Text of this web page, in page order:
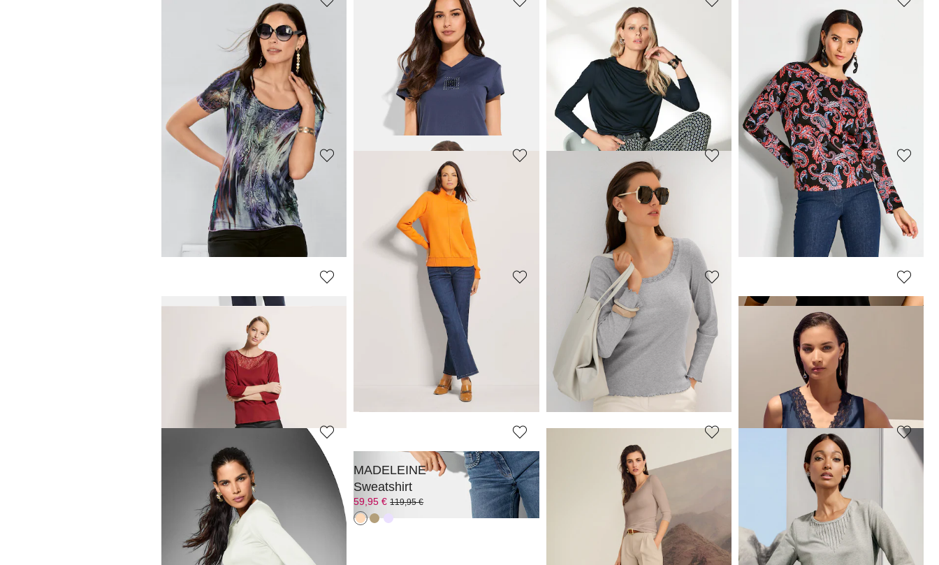
Shirt met halve mouw
+6 Kleuren
LINEA PRIMERO - LPO
39,95 €
Laagste prijs van de afgelopen 30 dagen**:
(-20%)
LINEA PRIMERO - LPO
31,96 €39,95 €
BETTY BARCLAY
55,96 €69,95 €
BETTY BARCLAY
Sweatshirt met opstaande kraag
109,95 €
VENICE BEACH
49,95 €
Shirt met dierenprint
79,95 €
MADELEINE
99,95 €
MADELEINE
Shirt met halve mouw
+6 Kleuren
MADELEINE
Shirt
29,95 € 89,95 €
Laagste prijs van de afgelopen 30 dagen**:
39,95 €
(-25%)
MADELEINE
Sweatshirt
139,95 €
MADELEINE
Sweatshirt
119,95 €
MADELEINE
Sweatshirt
59,95 €119,95 €
MADELEINE
Laagste prijs van de afgelopen 30 dagen**:
MADELEINE